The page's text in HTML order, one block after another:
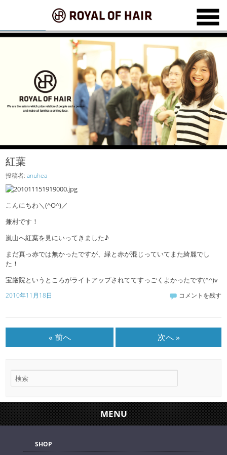
紅葉
投稿者:anuhea
こんにちわ＼(^O^)／
兼村です！
嵐山へ紅葉を見にいってきました♪
まだ真っ赤では無かったですが、緑と赤が混じっていてまた綺麗でし
た！
宝厳院というところがライトアップされててすっごくよかったです(^^)v
2010年11月18日 コメントを残す
« 前へ 次へ »
MENU
SHOP